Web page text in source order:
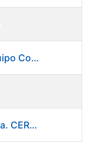
OE 05/23 Maquinista Jefe de Equipo Corte y Enfajado
OE 14/23 - Analista de Informática. CERES